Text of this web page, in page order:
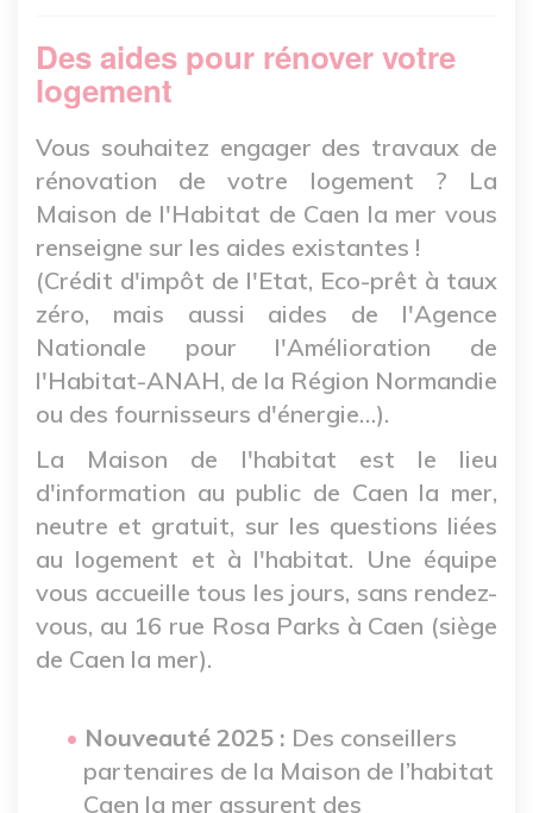
Des aides pour rénover votre
logement
Vous souhaitez engager des travaux de
rénovation de votre logement ?
La
Maison de l'Habitat de Caen la mer vous
renseigne sur les aides existantes !
(Crédit d'impôt de l'Etat, Eco-prêt à taux
zéro, mais aussi aides de l'Agence
Nationale pour l'Amélioration de
l'Habitat-ANAH, de la Région Normandie
ou des fournisseurs d'énergie…).
La Maison de l'habitat est le lieu
d'information au public de Caen la mer,
neutre et gratuit, sur les questions liées
au logement et à l'habitat. Une équipe
vous accueille tous les jours, sans rendez-
vous, au 16 rue Rosa Parks à Caen (siège
de Caen la mer).
Nouveauté 2025 : Des conseillers
partenaires de la Maison de l’habitat
Caen la mer assurent des